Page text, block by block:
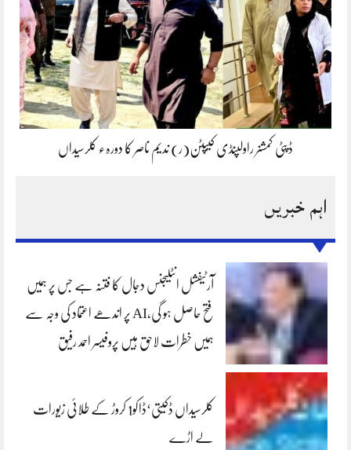
ڈپٹی کمشنر راولپنڈی کیپٹن(ر) ندیم ناصر کا دورہء کلرسیداں
اہم خبریں
آرٹیفشل انٹلیجنس دجال کا فتنہ ہے جس پر ہمیں
فتح حاصل ہو گی،AI پر اندھے اعتماد کی وجہ سے
ہمیں خطرات لاحق ہیں پروفیسر احمد رفیق
کلرسیداں ڈکیتی‘ڈاکو1 کروڑ کے طلائی زیورات
لے اڑے